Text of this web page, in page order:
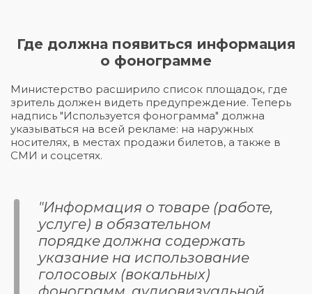
Где должна появиться информация
о фонограмме
Министерство расширило список площадок, где
зритель должен видеть предупреждение. Теперь
надпись "Используется фонограмма" должна
указываться на всей рекламе: на наружных
носителях, в местах продажи билетов, а также в
СМИ и соцсетях.
"Информация о товаре (работе,
услуге) в обязательном
порядке должна содержать
указание на использование
голосовых (вокальных)